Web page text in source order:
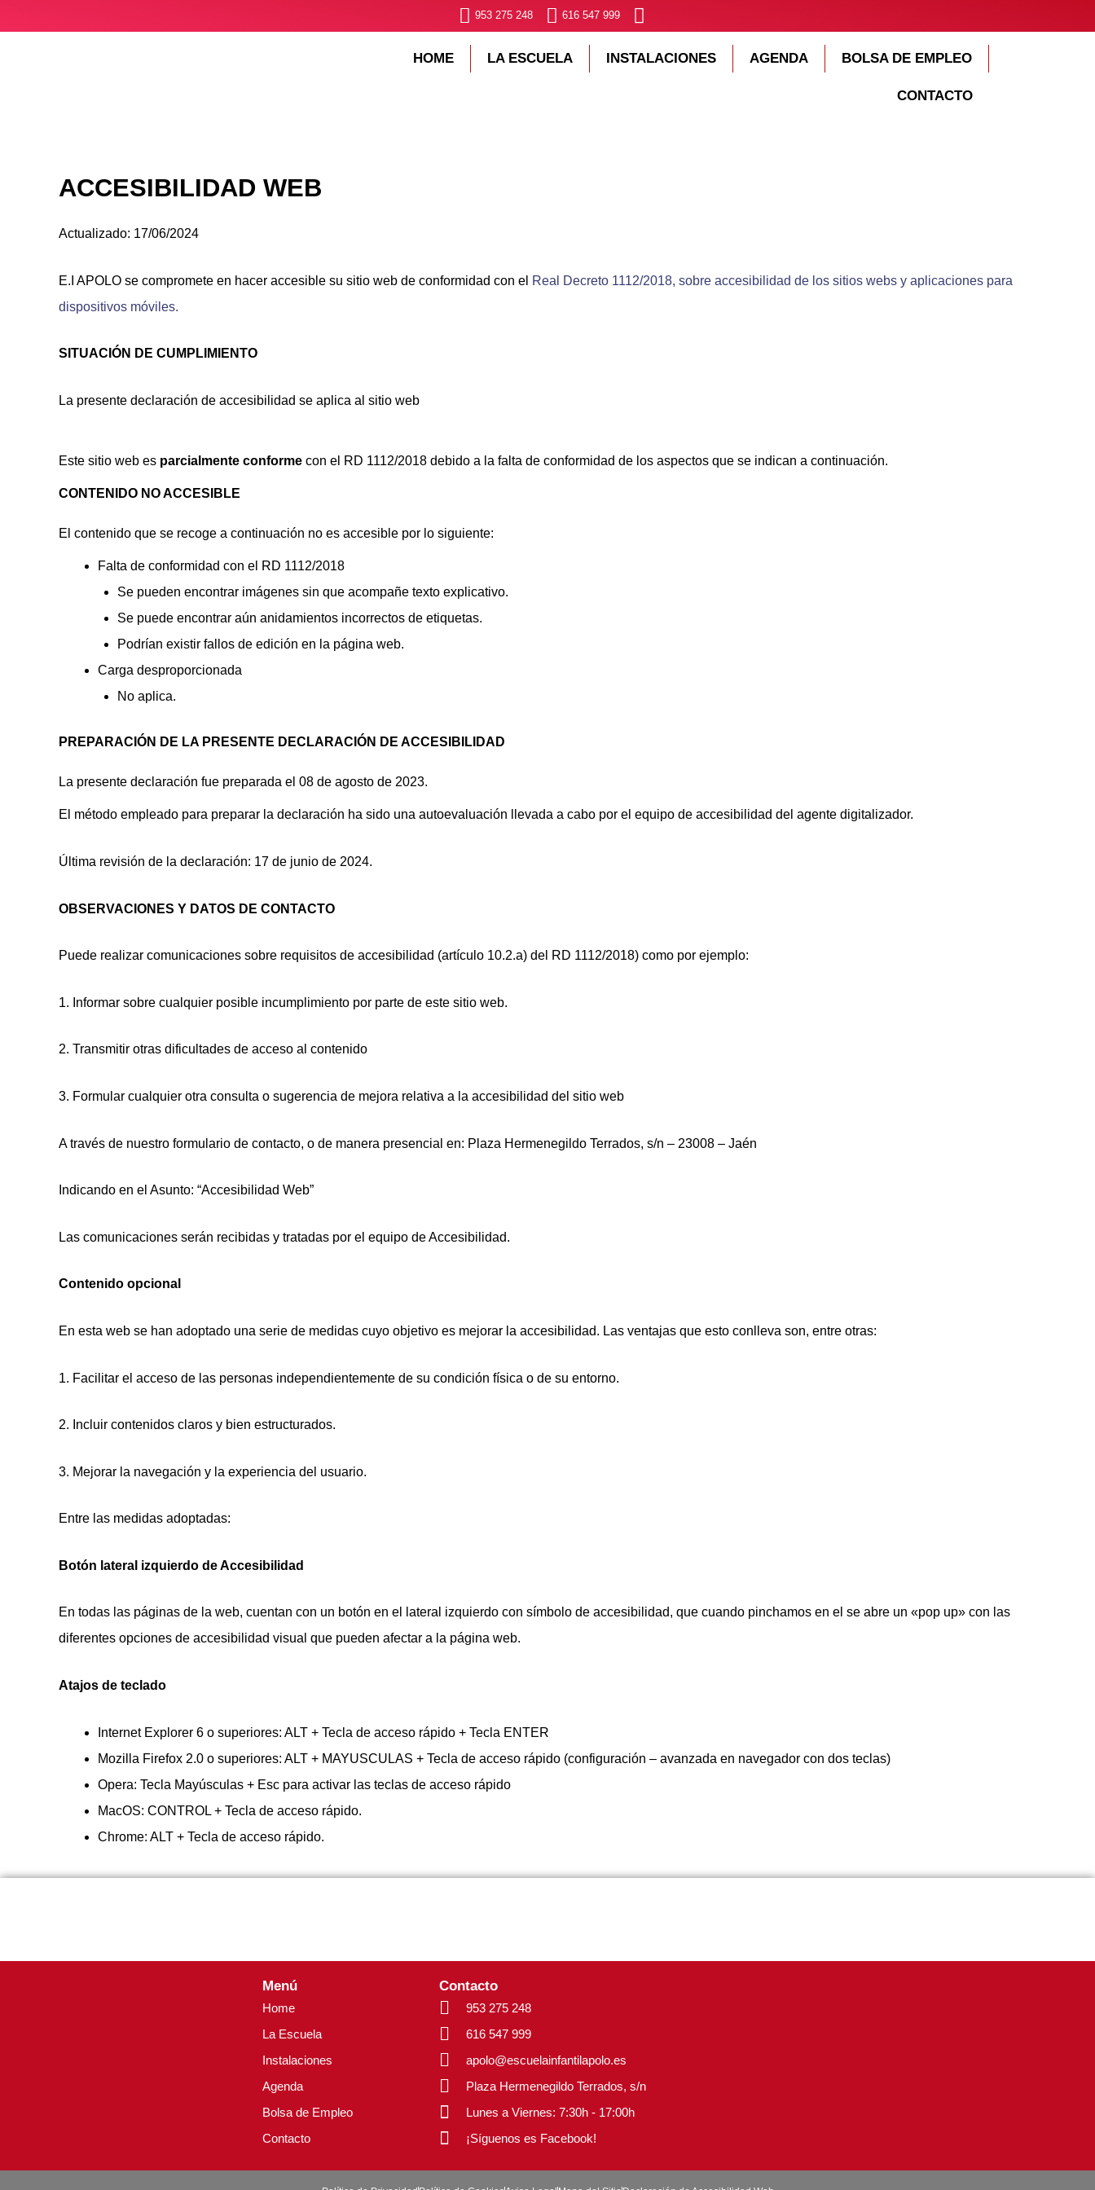
953 275 248 616 547 999
HOME LA ESCUELA INSTALACIONES AGENDA BOLSA DE EMPLEO
CONTACTO
ACCESIBILIDAD WEB
Actualizado: 17/06/2024
E.I APOLO se compromete en hacer accesible su sitio web de conformidad con el Real Decreto 1112/2018, sobre accesibilidad de los sitios webs y aplicaciones para
dispositivos móviles.
SITUACIÓN DE CUMPLIMIENTO
La presente declaración de accesibilidad se aplica al sitio web
Este sitio web es parcialmente conforme con el RD 1112/2018 debido a la falta de conformidad de los aspectos que se indican a continuación.
CONTENIDO NO ACCESIBLE
El contenido que se recoge a continuación no es accesible por lo siguiente:
Falta de conformidad con el RD 1112/2018
Se pueden encontrar imágenes sin que acompañe texto explicativo.
Se puede encontrar aún anidamientos incorrectos de etiquetas.
Podrían existir fallos de edición en la página web.
Carga desproporcionada
No aplica.
PREPARACIÓN DE LA PRESENTE DECLARACIÓN DE ACCESIBILIDAD
La presente declaración fue preparada el 08 de agosto de 2023.
El método empleado para preparar la declaración ha sido una autoevaluación llevada a cabo por el equipo de accesibilidad del agente digitalizador.
Última revisión de la declaración: 17 de junio de 2024.
OBSERVACIONES Y DATOS DE CONTACTO
Puede realizar comunicaciones sobre requisitos de accesibilidad (artículo 10.2.a) del RD 1112/2018) como por ejemplo:
1. Informar sobre cualquier posible incumplimiento por parte de este sitio web.
2. Transmitir otras dificultades de acceso al contenido
3. Formular cualquier otra consulta o sugerencia de mejora relativa a la accesibilidad del sitio web
A través de nuestro formulario de contacto, o de manera presencial en: Plaza Hermenegildo Terrados, s/n – 23008 – Jaén
Indicando en el Asunto: “Accesibilidad Web”
Las comunicaciones serán recibidas y tratadas por el equipo de Accesibilidad.
Contenido opcional
En esta web se han adoptado una serie de medidas cuyo objetivo es mejorar la accesibilidad. Las ventajas que esto conlleva son, entre otras:
1. Facilitar el acceso de las personas independientemente de su condición física o de su entorno.
2. Incluir contenidos claros y bien estructurados.
3. Mejorar la navegación y la experiencia del usuario.
Entre las medidas adoptadas:
Botón lateral izquierdo de Accesibilidad
En todas las páginas de la web, cuentan con un botón en el lateral izquierdo con símbolo de accesibilidad, que cuando pinchamos en el se abre un «pop up» con las
diferentes opciones de accesibilidad visual que pueden afectar a la página web.
Atajos de teclado
Internet Explorer 6 o superiores: ALT + Tecla de acceso rápido + Tecla ENTER
Mozilla Firefox 2.0 o superiores: ALT + MAYUSCULAS + Tecla de acceso rápido (configuración – avanzada en navegador con dos teclas)
Opera: Tecla Mayúsculas + Esc para activar las teclas de acceso rápido
MacOS: CONTROL + Tecla de acceso rápido.
Chrome: ALT + Tecla de acceso rápido.
Menú
Home
La Escuela
Instalaciones
Agenda
Bolsa de Empleo
Contacto
Contacto
953 275 248
616 547 999
apolo@escuelainfantilapolo.es
Plaza Hermenegildo Terrados, s/n
Lunes a Viernes: 7:30h - 17:00h
¡Síguenos es Facebook!